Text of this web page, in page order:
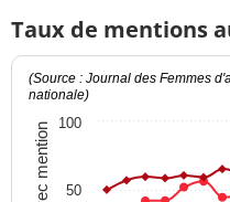
Taux de mentions
(Source : Journal des Femmes
nationale)
50
100